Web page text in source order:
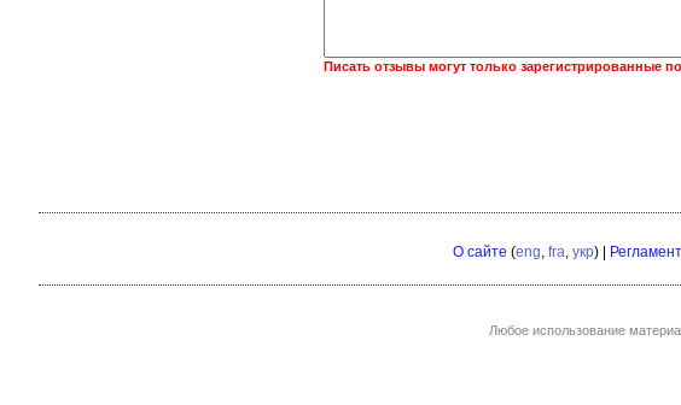
Писать отзывы могут только зарегистрированные
О сайте (eng, fra, укр) | Регламент
Любое использование